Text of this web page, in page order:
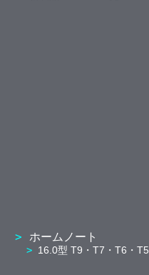
ホームノート
16.0型 T9・T7・T6・T5